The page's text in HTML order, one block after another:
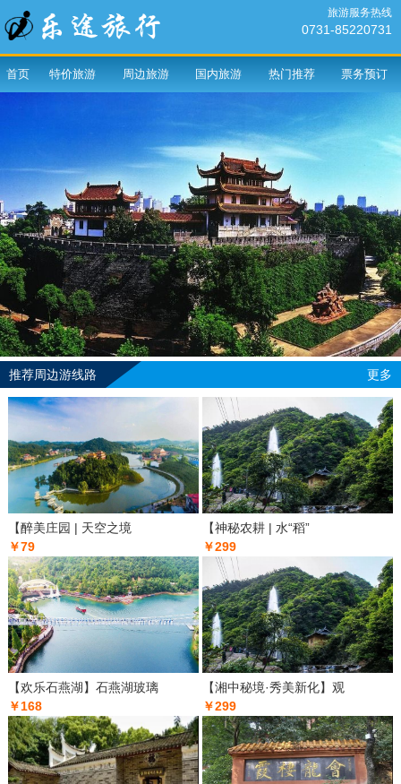
旅游服务热线
0731-85220731
首页 特价旅游 周边旅游 国内旅游 热门推荐 票务预订
推荐周边游线路 更多
【醉美庄园 | 天空之境
￥79
【神秘农耕 | 水“稻”
￥299
【欢乐石燕湖】石燕湖玻璃
￥168
【湘中秘境·秀美新化】观
￥299